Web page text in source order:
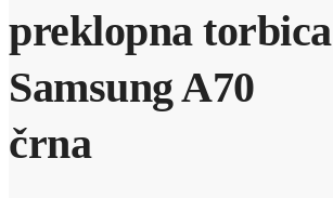
preklopna torbica
Samsung A70
črna